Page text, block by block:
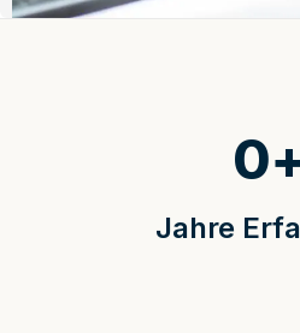
Jahre
0